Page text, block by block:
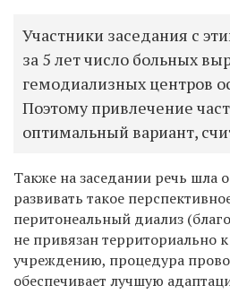
Участники заседания с
за 5 лет число больных
гемодиализных центров
Поэтому привлечение
оптимальный вариант,
Также на заседании речь шла
развивать такое
перитонеальный диализ
не привязан территориально
учреждению, процедура
обеспечивает лучшую